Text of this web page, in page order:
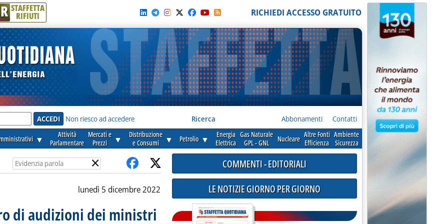
R STAFFETTA
RIFIUTI RICHIEDI ACCESSO GRATUITO
Non riesco ad accedere Ricerca Abbonamenti Contatti
▼
Attività
Parlamentare
Mercati e
Prezzi
▼
Distribuzione
e Consumi
▼ Petrolio ▼
Energia
Elettrica
Gas Naturale
GPL - GNL
Nucleare Altre Fonti
Efficienza
Ambiente
Sicurezza
×
lunedì 5 dicembre 2022
di audizioni dei ministri
COMMENTI - EDITORIALI
LE NOTIZIE GIORNO PER GIORNO